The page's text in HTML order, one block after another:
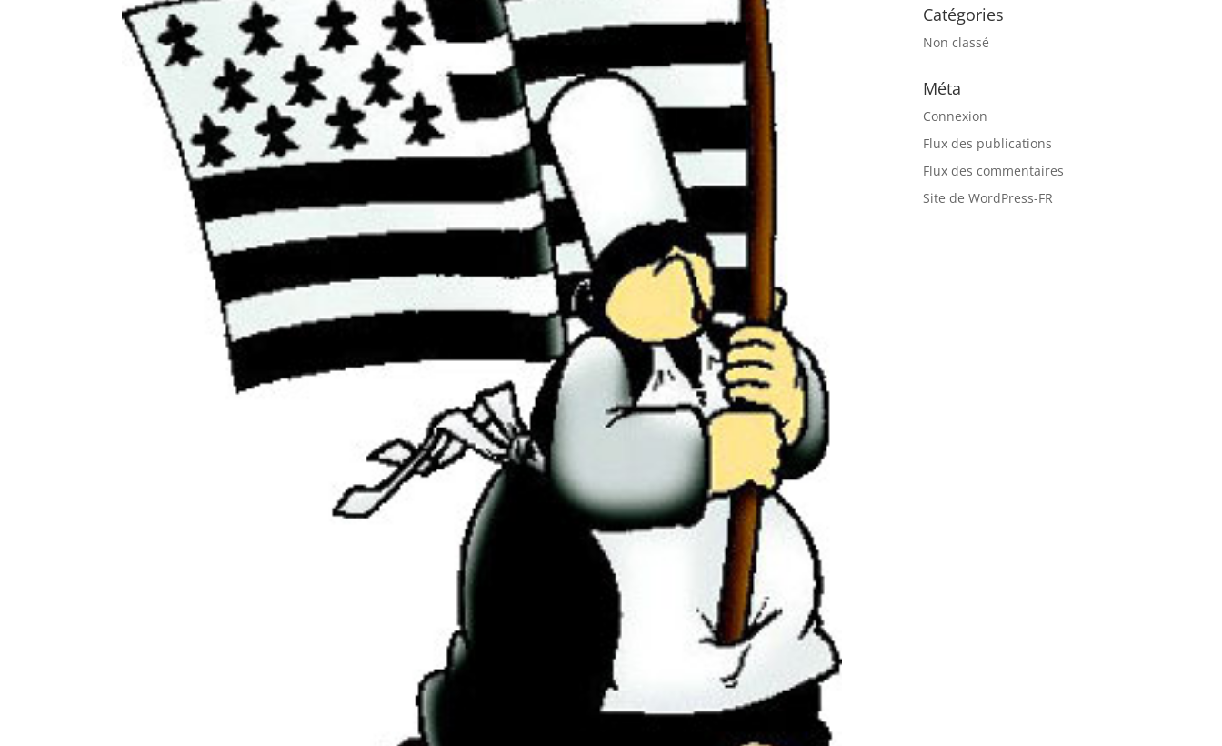
Catégories
Non classé
Méta
Connexion
Flux des publications
Flux des commentaires
Site de WordPress-FR